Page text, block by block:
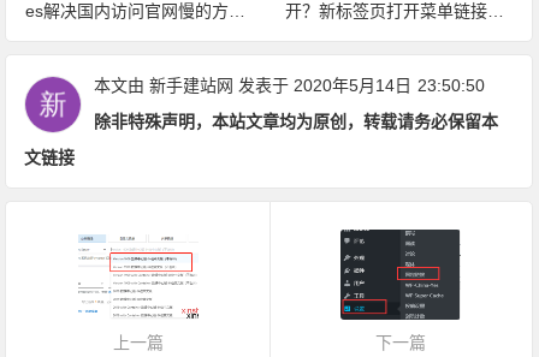
es解决国内访问官网慢的方法
（亲测有效）
开？新标签页打开菜单链接方
法
本文由新手建站网 发表于 2020年5月14日 23:50:50
除非特殊声明，本站文章均为原创，转载请务必保留本
文链接
上一篇
下一篇